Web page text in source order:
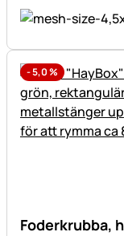
-5,0%
Foderkrubba,